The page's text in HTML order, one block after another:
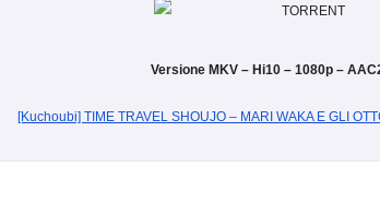
Versione MKV – Hi10 – 1080p –
[Kuchoubi] TIME TRAVEL SHOUJO – MARI WAKA E GLI